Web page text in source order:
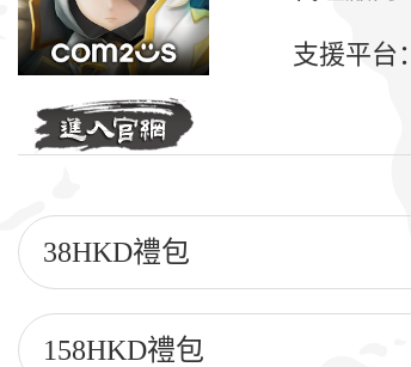
支援平台：
38HKD禮包
158HKD禮包